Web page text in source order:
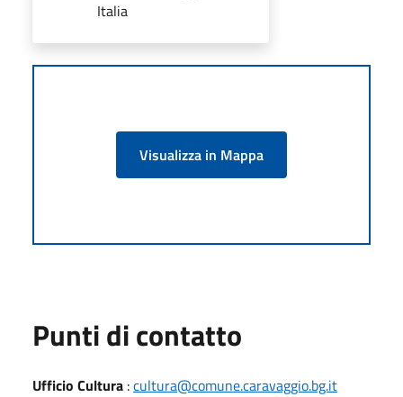
Italia
Visualizza in Mappa
Punti di contatto
Ufficio Cultura :cultura@comune.caravaggio.bg.it